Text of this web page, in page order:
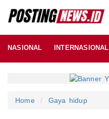
NASIONAL INTERNASIONAL
Home Gaya hidup